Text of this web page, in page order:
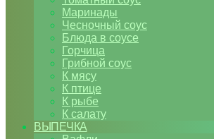
Маринады
Чесночный соус
Блюда в соусе
Горчица
Грибной соус
К мясу
К птице
К рыбе
К салату
ВЫПЕЧКА